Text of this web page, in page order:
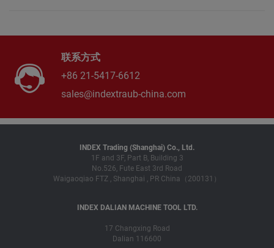
联系方式
+86 21-5417-6612
sales@indextraub-china.com
INDEX Trading (Shanghai) Co., Ltd.
1F and 3F, Part B, Building 3
No.526, Fute East 3rd Road
Waigaoqiao FTZ , Shanghai , PR China（200131）
INDEX DALIAN MACHINE TOOL LTD.
17 Changxing Road
Dalian 116600